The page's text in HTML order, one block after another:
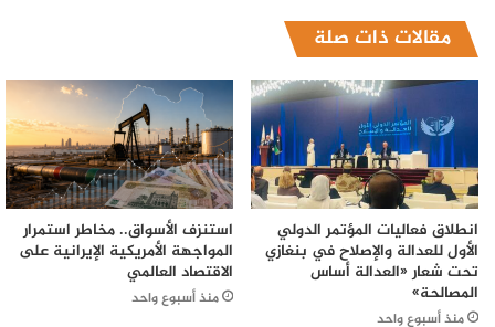
مقالات ذات صلة
انطلاق فعاليات المؤتمر الدولي
الأول للعدالة والإصلاح في بنغازي
تحت شعار «العدالة أساس
المصالحة»
منذ أسبوع واحد
استنزف الأسواق.. مخاطر استمرار
المواجهة الأمريكية الإيرانية على
الاقتصاد العالمي
منذ أسبوع واحد